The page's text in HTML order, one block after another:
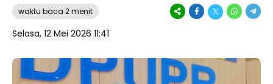
waktu baca 2 menit
Selasa, 12 Mei 2026 11:41